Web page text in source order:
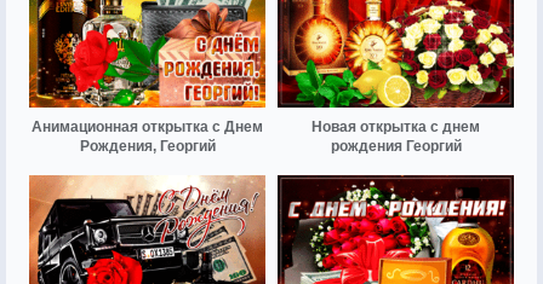
Анимационная открытка с Днем
Рождения, Георгий
Новая открытка с днем
рождения Георгий